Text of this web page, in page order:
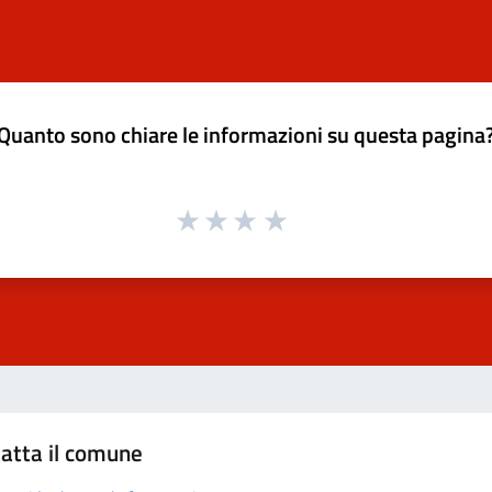
sono chiare le informazioni su questa
il comune